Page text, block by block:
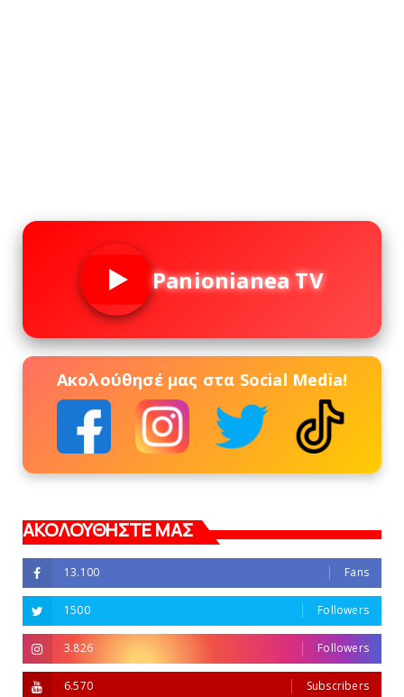
Panionianea TV
Ακολούθησέ μας στα Social Media!
ΑΚΟΛΟΥΘΗΣΤΕ ΜΑΣ
13.100 Fans
1500 Followers
3.826 Followers
6.570 Subscribers